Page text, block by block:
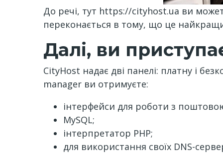
До речі, тут https://cityhost.ua ви
переконається в тому, що це
Далі, ви
CityHost надає дві панелі: платну і
manager ви отримуєте:
інтерфейси для роботи з
MySQL;
інтерпретатор PHP;
для використання своїх DNS-